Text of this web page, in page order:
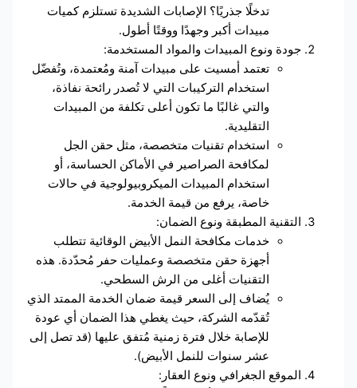
تدخلًا جذريًا؟ الإصابات الشديدة تستلزم كميات
مبيدات أكبر وجهدًا ووقتًا أطول.
جودة ونوع المبيدات والمواد المستخدمة:
تعتمد أمسيت على مبيدات آمنة ومُعتمدة، وتُفضّل
استخدام التركيبات التي لا تُصدر رائحة نفاذة،
والتي غالبًا ما تكون أعلى تكلفة من المبيدات
التقليدية.
استخدام تقنيات متخصصة، مثل حقن الجل
لمكافحة الصراصير في الأماكن الحساسة، أو
استخدام المبيدات الميكروبيولوجية في حالات
خاصة، يرفع من قيمة الخدمة.
التقنية المطبقة ونوع الضمان:
خدمات مكافحة النمل الأبيض الوقائية تتطلب
أجهزة حقن متخصصة وعمليات حفر مُحدّدة. هذه
التقنيات أغلى من الرش السطحي.
يُضاف إلى السعر قيمة ضمان الخدمة الممتد الذي
تُقدّمه الشركة، حيث يغطي هذا الضمان أي عودة
للإصابة خلال فترة زمنية مُتفق عليها (قد تصل إلى
عشر سنوات للنمل الأبيض).
الموقع الجغرافي ونوع العقار: